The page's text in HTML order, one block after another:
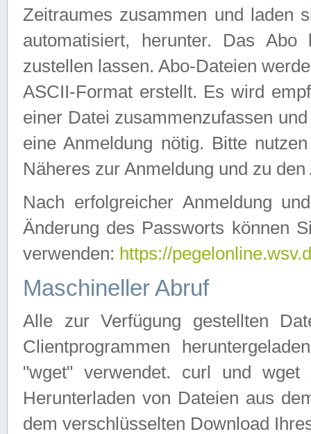
Zeitraumes zusammen und laden
automatisiert, herunter. Das
zustellen lassen. Abo-Dateien
ASCII-Format erstellt. Es wird
einer Datei zusammenzufassen
eine Anmeldung nötig. Bitte
Näheres zur Anmeldung und zu
Nach erfolgreicher Anmeldung
Änderung des Passworts können
verwenden: https://
Maschineller Abruf
Alle zur Verfügung gestellten
Clientprogrammen
"wget" verwendet. curl und wget
Herunterladen von Dateien aus
dem verschlüsselten Download